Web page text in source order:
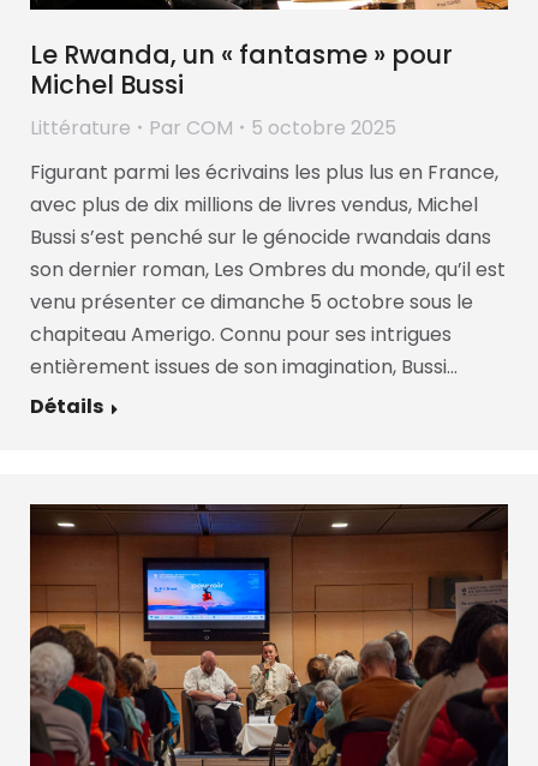
Le Rwanda, un « fantasme » pour
Michel Bussi
Littérature Par COM
5 octobre 2025
Figurant parmi les écrivains les plus lus en France,
avec plus de dix millions de livres vendus, Michel
Bussi s’est penché sur le génocide rwandais dans
son dernier roman, Les Ombres du monde, qu’il est
venu présenter ce dimanche 5 octobre sous le
chapiteau Amerigo. Connu pour ses intrigues
entièrement issues de son imagination, Bussi…
Détails